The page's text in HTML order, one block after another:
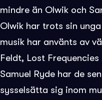
mindre än Olwik och
Olwik har trots sin
musik har använts av
Feldt, Lost
Samuel Ryde har de
sysselsätta sig inom